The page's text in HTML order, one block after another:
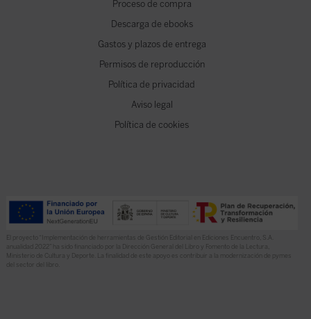
Proceso de compra
Descarga de ebooks
Gastos y plazos de entrega
Permisos de reproducción
Política de privacidad
Aviso legal
Política de cookies
El proyecto “Implementación de herramientas de Gestión Editorial en Ediciones Encuentro, S.A.
anualidad 2022” ha sido financiado por la Dirección General del Libro y Fomento de la Lectura,
Ministerio de Cultura y Deporte. La finalidad de este apoyo es contribuir a la modernización de pymes
del sector del libro.